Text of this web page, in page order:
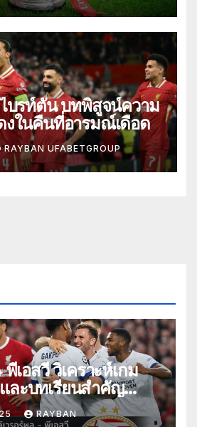
บรท์ตัน บทพิสูจน์ความ
งในคืนที่อารมณ์เดือด
RAYBAN UFABETGROUP
เอสวี วิเคราะห์เกม
ละบทเรียนสำคัญ
ง
RAYBAN